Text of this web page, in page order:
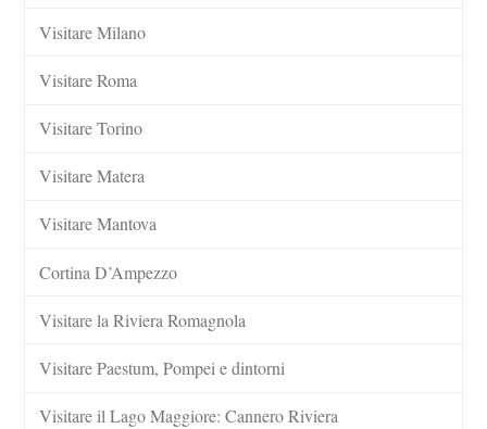
Visitare Milano
Visitare Roma
Visitare Torino
Visitare Matera
Visitare Mantova
Cortina D’Ampezzo
Visitare la Riviera Romagnola
Visitare Paestum, Pompei e dintorni
Visitare il Lago Maggiore: Cannero Riviera